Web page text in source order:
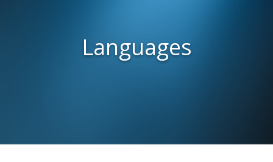
Languages